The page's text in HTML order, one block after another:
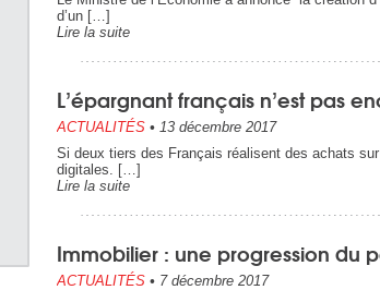
d’un […]
Lire la suite
L’épargnant français n’est pas
ACTUALITÉS • 13 décembre 2017
Si deux tiers des Français réalisent des achats
digitales. […]
Lire la suite
Immobilier : une progression du
ACTUALITÉS • 7 décembre 2017